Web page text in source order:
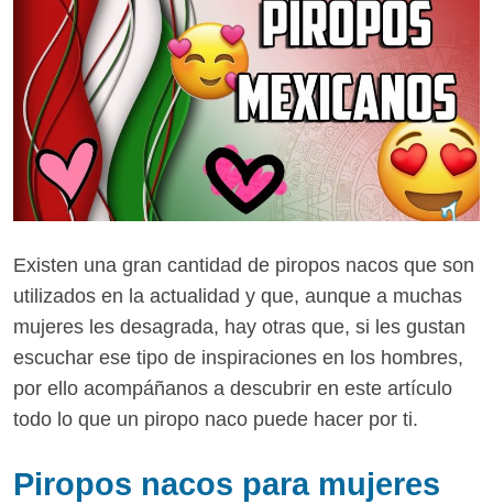
Existen una gran cantidad de piropos nacos que son
utilizados en la actualidad y que, aunque a muchas
mujeres les desagrada, hay otras que, si les gustan
escuchar ese tipo de inspiraciones en los hombres,
por ello acompáñanos a descubrir en este artículo
todo lo que un piropo naco puede hacer por ti.
Piropos nacos para mujeres